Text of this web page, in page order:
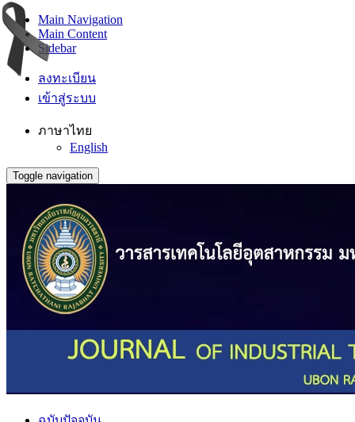
Main Navigation
Main Content
Sidebar
ลงทะเบียน
เข้าสู่ระบบ
ภาษาไทย
English
Toggle navigation